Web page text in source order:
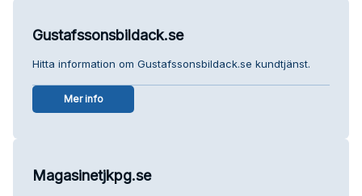
Gustafssonsbildack.se
Hitta information om Gustafssonsbildack.se kundtjänst.
Mer info
Magasinetjkpg.se